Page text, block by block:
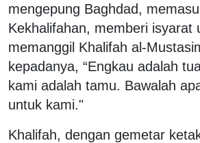
mengepung Baghdad,
Kekhalifahan, memberi isyarat
memanggil Khalifah al-
kepadanya, “Engkau adalah
kami adalah tamu. Bawalah
untuk kami."
Khalifah, dengan gemetar